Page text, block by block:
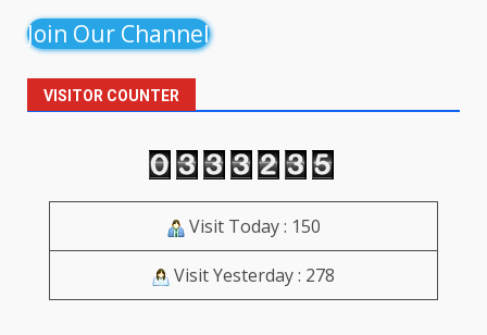
Join Our Channel
VISITOR COUNTER
Visit Today : 150
Visit Yesterday : 278